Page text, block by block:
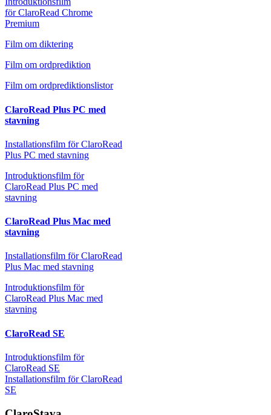
för ClaroRead Chrome
Premium
Film om diktering
Film om ordprediktion
Film om ordprediktionslistor
ClaroRead Plus PC med
stavning
Installationsfilm för ClaroRead
Plus PC med stavning
Introduktionsfilm för
ClaroRead Plus PC med
stavning
ClaroRead Plus Mac med
stavning
Installationsfilm för ClaroRead
Plus Mac med stavning
Introduktionsfilm för
ClaroRead Plus Mac med
stavning
ClaroRead SE
Introduktionsfilm för
ClaroRead SE
Installationsfilm för ClaroRead
SE